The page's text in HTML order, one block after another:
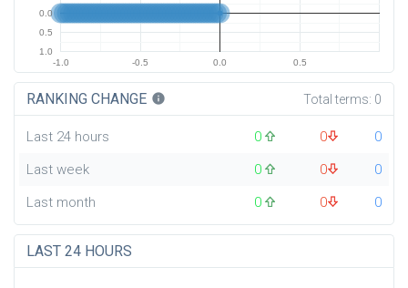
-1.0 -0.5 0.0 0.5
0.0
0.5
1.0
RANKING CHANGE info Total terms: 0
Last 24 hours 0 0
0
Last week
0 0
0
Last month
0 0 0
LAST 24 HOURS